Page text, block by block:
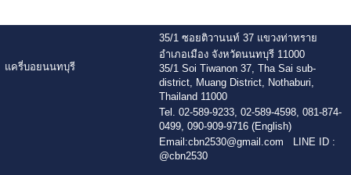
แครี่บอยนนทบุรี
35/1 ซอยติวานนท์ 37 แขวงท่าทราย
อำเภอเมือง จังหวัดนนทบุรี 11000
35/1 Soi Tiwanon 37, Tha Sai sub-
district, Muang District, Nothaburi,
Thailand 11000
Tel. 02-589-9233, 02-589-4598, 081-874-
0499, 090-909-9716 (English)
Email:cbn2530@gmail.com LINE ID :
@cbn2530